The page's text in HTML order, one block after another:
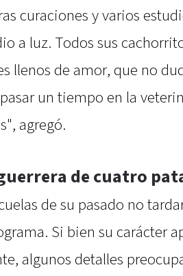
curaciones y varios
a luz. Todos sus
llenos de amor, que no
un tiempo en la
agregó.
de cuatro
de su pasado no
Si bien su carácter
algunos detalles